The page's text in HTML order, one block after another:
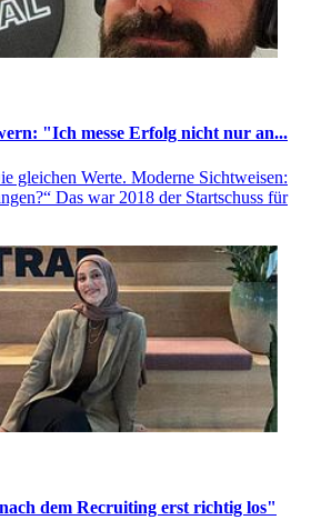
"Ich messe Erfolg nicht nur an...
gleichen Werte. Moderne Sichtweisen:
Das war 2018 der Startschuss für
dem Recruiting erst richtig los"